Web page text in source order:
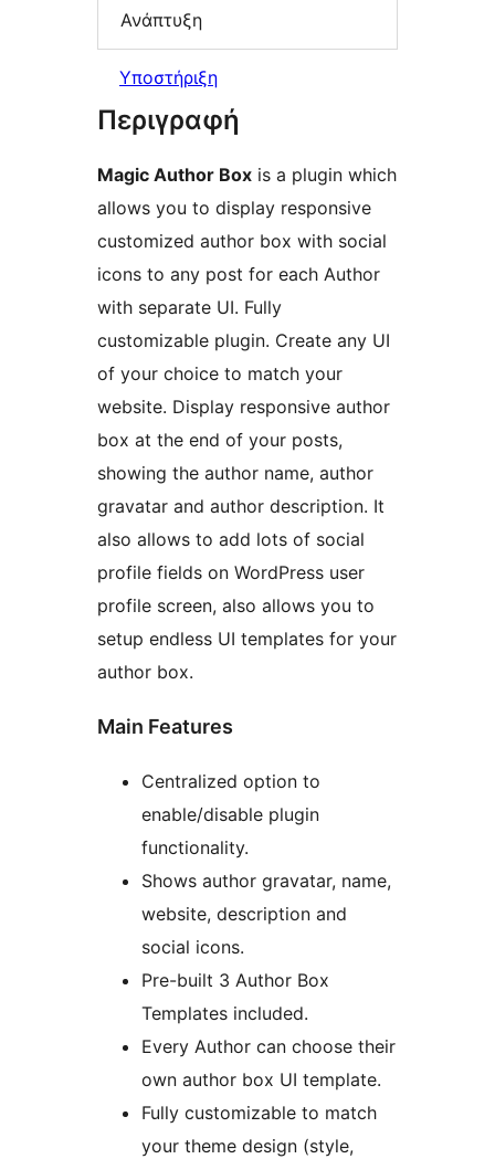
Ανάπτυξη
Υποστήριξη
Περιγραφή
Magic Author Box is a plugin which
allows you to display responsive
customized author box with social
icons to any post for each Author
with separate UI. Fully
customizable plugin. Create any UI
of your choice to match your
website. Display responsive author
box at the end of your posts,
showing the author name, author
gravatar and author description. It
also allows to add lots of social
profile fields on WordPress user
profile screen, also allows you to
setup endless UI templates for your
author box.
Main Features
Centralized option to
enable/disable plugin
functionality.
Shows author gravatar, name,
website, description and
social icons.
Pre-built 3 Author Box
Templates included.
Every Author can choose their
own author box UI template.
Fully customizable to match
your theme design (style,